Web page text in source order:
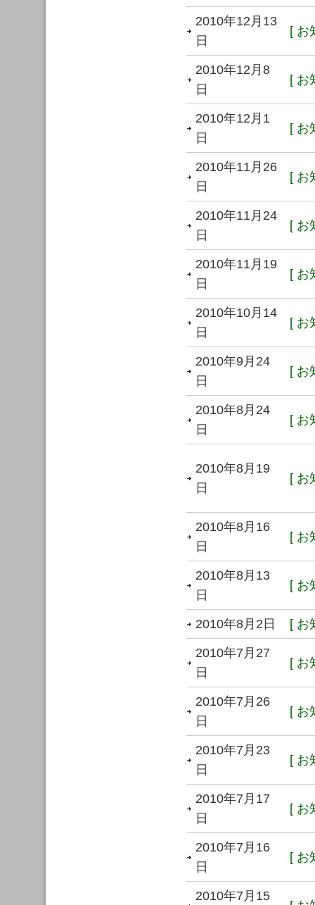
2010年12月13
日
[ お
2010年12月8
日
[ お
2010年12月1
日
[ お
2010年11月26
日
[ お
2010年11月24
日
[ お
2010年11月19
日
[ お
2010年10月14
日
[ お
2010年9月24
日
[ お
2010年8月24
日
[ お
2010年8月19
日
[ お
2010年8月16
日
[ お
2010年8月13
日
[ お
2010年8月2日 [ お
2010年7月27
日
[ お
2010年7月26
日
[ お
2010年7月23
日
[ お
2010年7月17
日
[ お
2010年7月16
日
[ お
2010年7月15